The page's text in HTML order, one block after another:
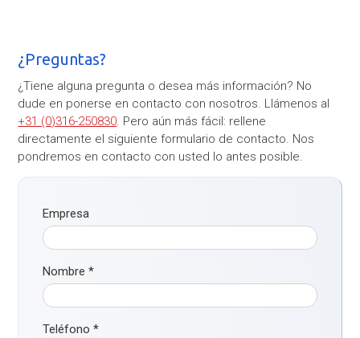
¿Preguntas?
¿Tiene alguna pregunta o desea más información? No
dude en ponerse en contacto con nosotros. Llámenos al
+31 (0)316-250830. Pero aún más fácil: rellene
directamente el siguiente formulario de contacto. Nos
pondremos en contacto con usted lo antes posible.
Empresa
Nombre*
Teléfono*